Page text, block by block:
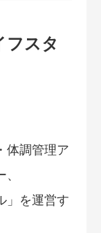
フスタ
体調管理ア
」を運営す